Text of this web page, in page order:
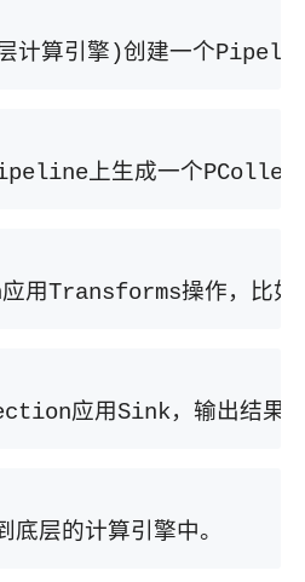
计算引擎 )创建一个
上生成一个
应用Transforms操作，比如
应用Sink，输出结果
底层的计算引擎中。